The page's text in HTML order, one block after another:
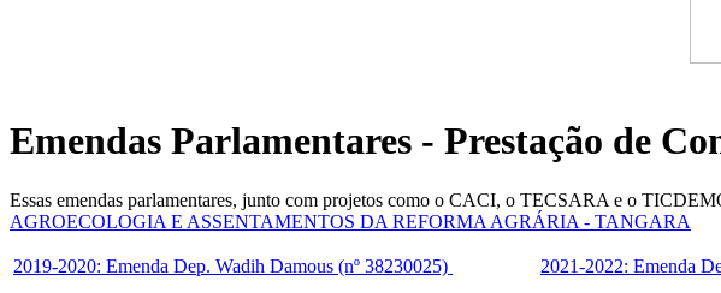
Emendas Parlamentares - Prestação de
Essas emendas parlamentares, junto com projetos como o CACI, o TECSARA e o
AGROECOLOGIA E ASSENTAMENTOS DA REFORMA AGRÁRIA - TANGARA
2019-2020: Emenda Dep. Wadih Damous (nº 38230025) 2021-2022: Emenda